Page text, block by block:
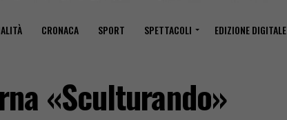
CRONACA SPORT SPETTACOLI EDIZIONE DIGITALE
«Sculturando»